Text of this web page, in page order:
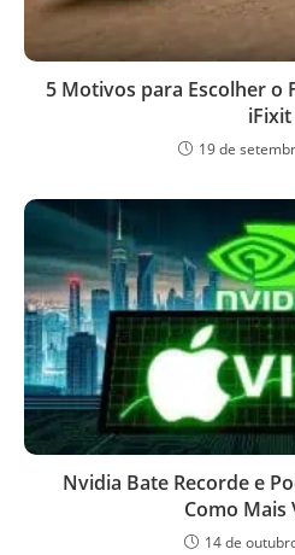
5 Motivos para Escolher o
iFixit
19 de
Nvidia Bate Recorde e
Como Mais
14 de